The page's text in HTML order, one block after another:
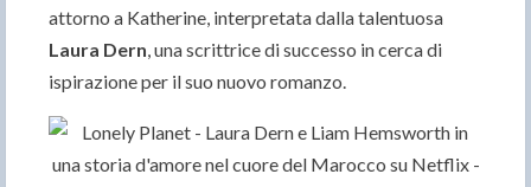
attorno a Katherine, interpretata dalla talentuosa
Laura Dern, una scrittrice di successo in cerca di
ispirazione per il suo nuovo romanzo.